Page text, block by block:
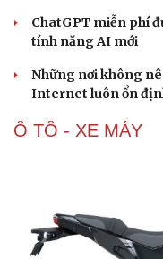
ChatGPT miễn phí
tính năng AI mới
Những nơi không
Internet luôn ổn
Ô TÔ - XE MÁY